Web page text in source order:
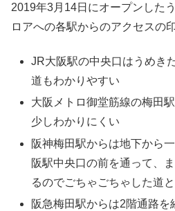
2019年3月14日にオープンした
ロアへの各駅からのアクセスの
JR大阪駅の中央口はうめき
道もわかりやすい
大阪メトロ御堂筋線の梅田
少しわかりにくい
阪神梅田駅からは地下から
阪駅中央口の前を通って、
るのでごちゃごちゃした道
阪急梅田駅からは2階通路